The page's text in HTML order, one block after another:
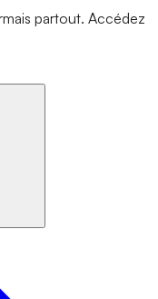
partout. Accédez